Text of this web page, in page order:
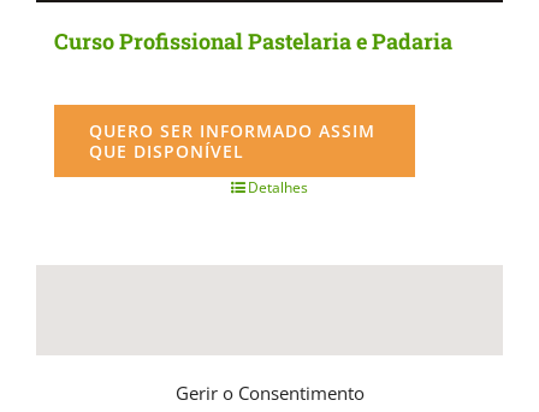
Gerir o Consentimento
Curso Profissional Pastelaria e Padaria
QUERO SER INFORMADO ASSIM
QUE DISPONÍVEL
Detalhes